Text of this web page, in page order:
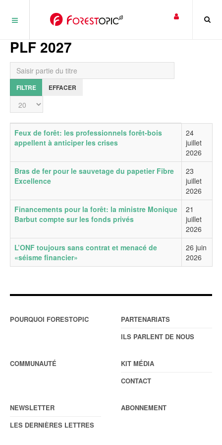
PLF 2027
Saisir partie du titre
FILTRE EFFACER
Affichage #
Titre Date de publication
Feux de forêt: les professionnels forêt-bois
appellent à anticiper les crises
24
juillet
2026
Bras de fer pour le sauvetage du papetier Fibre
Excellence
23
juillet
2026
Financements pour la forêt: la ministre Monique
Barbut compte sur les fonds privés
21
juillet
2026
L’ONF toujours sans contrat et menacé de
«séisme financier»
26 juin
2026
POURQUOI FORESTOPIC
PARTENARIATS
ILS PARLENT DE NOUS
COMMUNAUTÉ
KIT MÉDIA
CONTACT
NEWSLETTER
LES DERNIÈRES LETTRES
ABONNEMENT